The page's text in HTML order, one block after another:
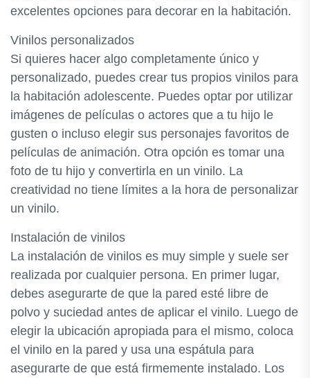
excelentes opciones para decorar en la habitación.
Vinilos personalizados
Si quieres hacer algo completamente único y
personalizado, puedes crear tus propios vinilos para
la habitación adolescente. Puedes optar por utilizar
imágenes de películas o actores que a tu hijo le
gusten o incluso elegir sus personajes favoritos de
películas de animación. Otra opción es tomar una
foto de tu hijo y convertirla en un vinilo. La
creatividad no tiene límites a la hora de personalizar
un vinilo.
Instalación de vinilos
La instalación de vinilos es muy simple y suele ser
realizada por cualquier persona. En primer lugar,
debes asegurarte de que la pared esté libre de
polvo y suciedad antes de aplicar el vinilo. Luego de
elegir la ubicación apropiada para el mismo, coloca
el vinilo en la pared y usa una espátula para
asegurarte de que está firmemente instalado. Los